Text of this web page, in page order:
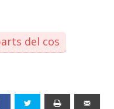
del cos
Facebook Twitter